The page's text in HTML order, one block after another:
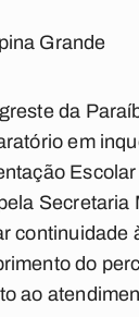
Grande
da
em
Secretaria
continuidade
do
ao